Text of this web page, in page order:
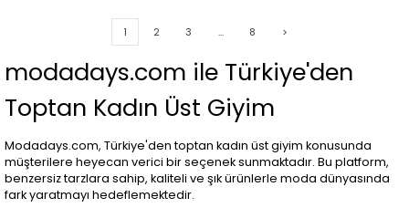
1 2 3 ... 8 >
modadays.com ile Türkiye'den
Toptan Kadın Üst Giyim
Modadays.com, Türkiye'den toptan kadın üst giyim konusunda
müşterilere heyecan verici bir seçenek sunmaktadır. Bu platform,
benzersiz tarzlara sahip, kaliteli ve şık ürünlerle moda dünyasında
fark yaratmayı hedeflemektedir.